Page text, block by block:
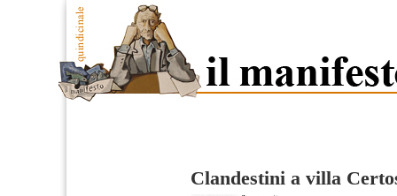
Clandestini a villa